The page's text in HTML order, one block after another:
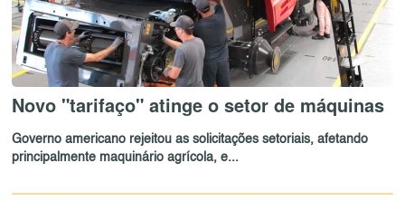
Novo "tarifaço" atinge o setor de máquinas
Governo americano rejeitou as solicitações setoriais, afetando
principalmente maquinário agrícola, e...